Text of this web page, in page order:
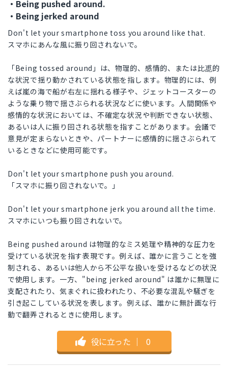
・Being pushed around.
・Being jerked around
Don't let your smartphone toss you around like that.
スマホにあんな風に振り回されないで。
「Being tossed around」は、物理的、感情的、または比喸的
な状況で揺り動かされている状態を指します。物理的には、例
えば嵐の海で船が右左に揺れる様子や、ジェットコースターの
ような乗り物で揺さぶられる状況などに使います。人間関係や
感情的な状況においては、不確定な状況や判断できない状態、
あるいは人に振り回される状態を指すことがあります。会議で
意見が定まらないときや、パートナーに感情的に揺さぶられて
いるときなどに使用可能です。
Don't let your smartphone push you around.
「スマホに振り回されないで。」
Don't let your smartphone jerk you around all the time.
スマホにいつも振り回されないで。
Being pushed around は物理的なミス処理や精神的な圧力を
受けている状況を指す表現です。例えば、誰かに言うことを強
制される、あるいは他人から不公平な扱いを受けるなどの状況
で使用します。一方、"being jerked around" は誰かに無理に
支配されたり、気まぐれに扱われたり、不必要な混乱や騒ぎを
引き起こしている状況を表します。例えば、誰かに無計画な行
動で翻弄されるときに使用します。
役に立った ｜ 0